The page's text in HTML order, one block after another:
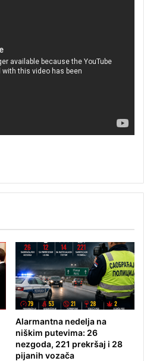
Alarmantna nedelja na
niškim putevima: 26
nezgoda, 221 prekršaj i 28
pijanih vozača